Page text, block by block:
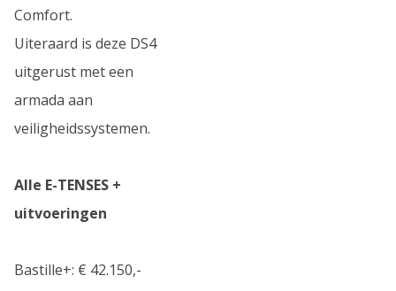
Comfort.
Uiteraard is deze DS4
uitgerust met een
armada aan
veiligheidssystemen.
Alle E-TENSES +
uitvoeringen
Bastille+: € 42.150,-